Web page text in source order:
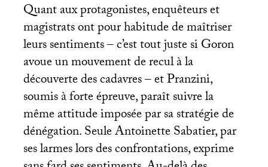
Quant aux protagonistes, enquêteurs et
magistrats ont pour habitude de maîtriser
leurs sentiments – c’est tout juste si Goron
avoue un mouvement de recul à la
découverte des cadavres – et Pranzini,
soumis à forte épreuve, paraît suivre la
même attitude imposée par sa stratégie de
dénégation. Seule Antoinette Sabatier, par
ses larmes lors des confrontations, exprime